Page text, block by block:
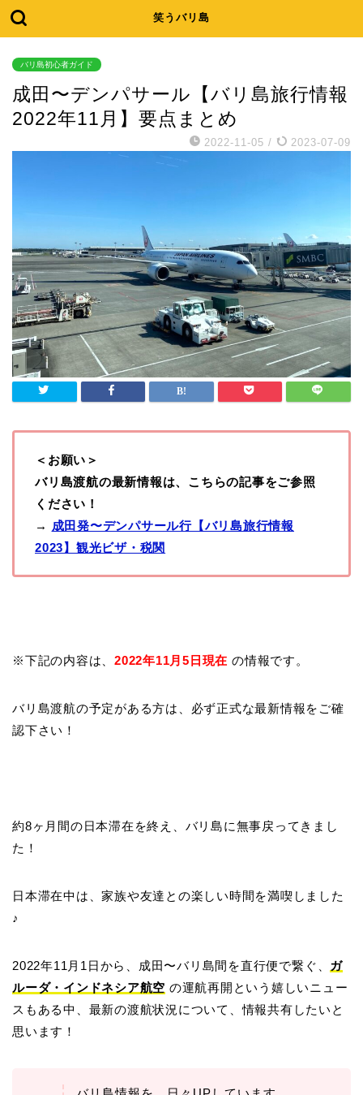
笑うバリ島
バリ島初心者ガイド
成田〜デンパサール【バリ島旅行情報
2022年11月】要点まとめ
2022-11-05 / 2023-07-09
＜お願い＞
バリ島渡航の最新情報は、こちらの記事をご参照
ください！
→ 成田発〜デンパサール行【バリ島旅行情報
2023】観光ビザ・税関
※下記の内容は、2022年11月5日現在 の情報です。
バリ島渡航の予定がある方は、必ず正式な最新情報をご確
認下さい！
約8ヶ月間の日本滞在を終え、バリ島に無事戻ってきまし
た！
日本滞在中は、家族や友達との楽しい時間を満喫しました
♪
2022年11月1日から、成田〜バリ島間を直行便で繋ぐ、
ガ
ルーダ・インドネシア航空 の運航再開という嬉しいニュー
スもある中、最新の渡航状況について、情報共有したいと
思います！